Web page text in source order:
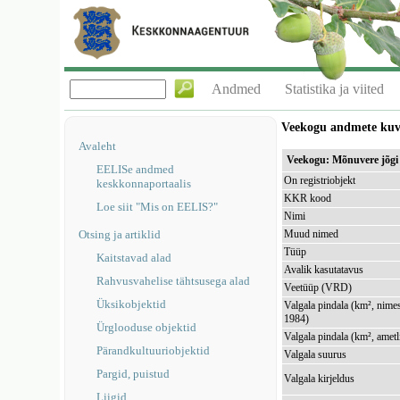
Andmed Statistika ja viited
Avaleht
EELISe andmed
keskkonnaportaalis
Loe siit "Mis on EELIS?"
Otsing ja artiklid
Kaitstavad alad
Rahvusvahelise tähtsusega alad
Üksikobjektid
Ürglooduse objektid
Pärandkultuuriobjektid
Pargid, puistud
Liigid
Veekogu andmete
Veekogu: Mõnuvere
On registriobjekt
KKR kood
Nimi
Muud nimed
Tüüp
Avalik kasutatavus
Veetüüp (VRD)
Valgala pindala (km²,
1984)
Valgala pindala (km²,
Valgala suurus
Valgala kirjeldus